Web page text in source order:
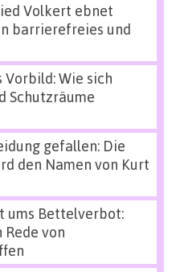
Volkert ebnet
barrierefreies und
Vorbild: Wie sich
Schutzräume
gefallen: Die
den Namen von Kurt
ums Bettelverbot:
von